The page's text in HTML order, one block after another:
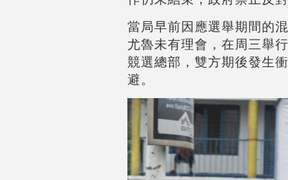
當局早前因應選舉期間的
尤魯未有理會，在周三舉
競選總部，雙方期後發生
避。